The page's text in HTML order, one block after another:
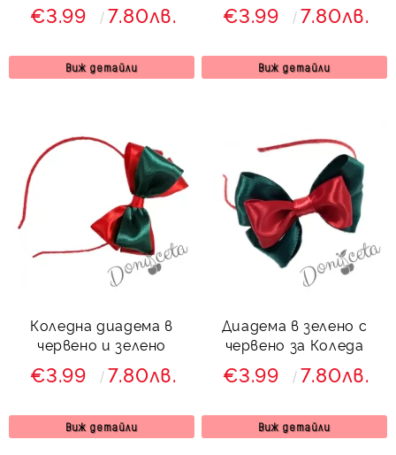
€3.99 7.80лв.
Виж детайли
€3.99 7.80лв.
Виж детайли
Коледна диадема в
червено и зелено
€3.99 7.80лв.
Виж детайли
Диадема в зелено с
червено за Коледа
€3.99 7.80лв.
Виж детайли